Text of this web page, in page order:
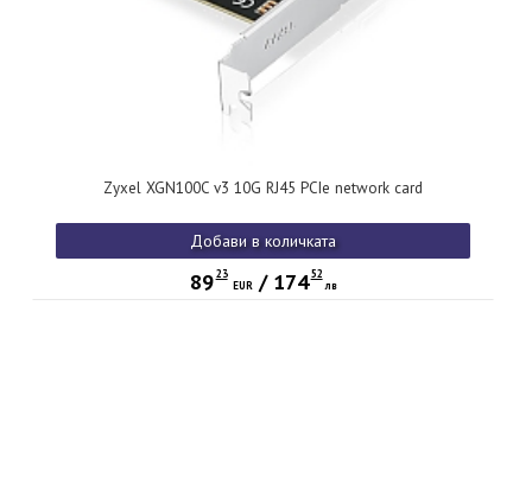
Zyxel XGN100C v3 10G RJ45 PCIe network card
Добави в количката
89 23
EUR/ 174 52
лв